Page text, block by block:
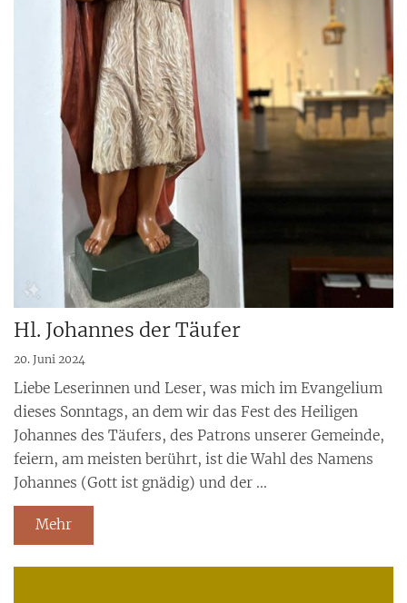
Hl. Johannes der Täufer
20. Juni 2024
Liebe Leserinnen und Leser, was mich im Evangelium
dieses Sonntags, an dem wir das Fest des Heiligen
Johannes des Täufers, des Patrons unserer Gemeinde,
feiern, am meisten berührt, ist die Wahl des Namens
Johannes (Gott ist gnädig) und der ...
Mehr